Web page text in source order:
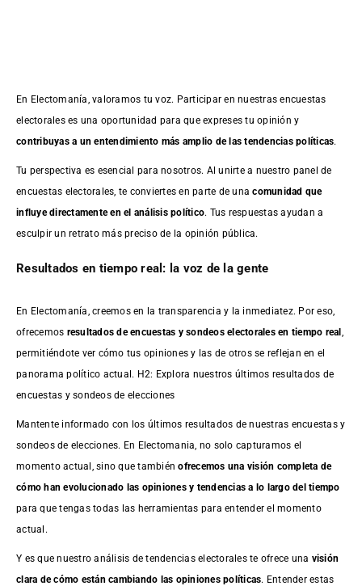
En Electomanía, valoramos tu voz. Participar en nuestras encuestas
electorales es una oportunidad para que expreses tu opinión y
contribuyas a un entendimiento más amplio de las tendencias políticas.
Tu perspectiva es esencial para nosotros. Al unirte a nuestro panel de
encuestas electorales, te conviertes en parte de unacomunidad que
influye directamente en el análisis político. Tus respuestas ayudan a
esculpir un retrato más preciso de la opinión pública.
Resultados en tiempo real: la voz de la gente
En Electomanía, creemos en la transparencia y la inmediatez. Por eso,
ofrecemos resultados deencuestas y sondeos electorales en tiempo real
permitiéndote ver cómo tus opiniones y las de otros se reflejan en el
panorama político actual. H2: Explora nuestros últimos resultados de
encuestas y sondeos de elecciones
Mantente informado con los últimos resultados de nuestras encuestasy
sondeos de elecciones. En Electomania, no solo capturamos el
momento actual, sino que tambiénofrecemos una visión completa de
cómo han evolucionado las opiniones y tendencias a lo largo del tiempo
para que tengas todas las herramientas para entender el momento
actual.
Y es que nuestro análisis de tendencias electorales te ofrece una visión
clara de cómo están cambiando las opiniones políticas. Entender estas